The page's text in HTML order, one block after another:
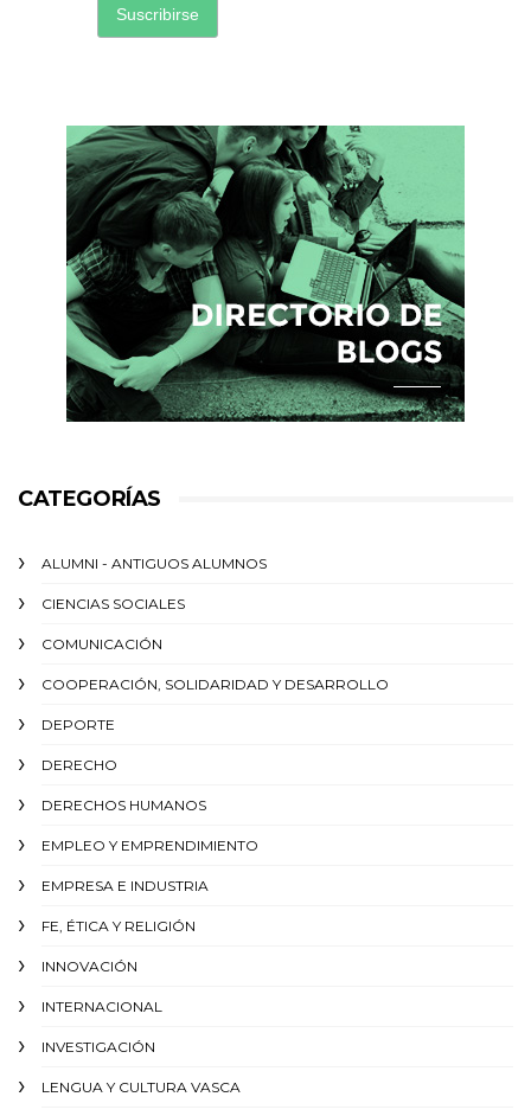
CATEGORÍAS
ALUMNI - ANTIGUOS ALUMNOS
CIENCIAS SOCIALES
COMUNICACIÓN
COOPERACIÓN, SOLIDARIDAD Y DESARROLLO
DEPORTE
DERECHO
DERECHOS HUMANOS
EMPLEO Y EMPRENDIMIENTO
EMPRESA E INDUSTRIA
FE, ÉTICA Y RELIGIÓN
INNOVACIÓN
INTERNACIONAL
INVESTIGACIÓN
LENGUA Y CULTURA VASCA